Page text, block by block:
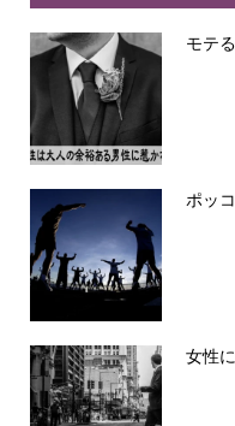
モテ
ポッ
女性